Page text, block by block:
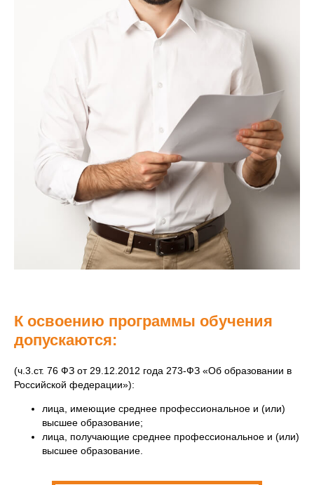
К освоению программы обучения
допускаются:
(ч.3.ст. 76 ФЗ от 29.12.2012 года 273-ФЗ «Об образовании в
Российской федерации»):
лица, имеющие среднее профессиональное и (или)
высшее образование;
лица, получающие среднее профессиональное и (или)
высшее образование.